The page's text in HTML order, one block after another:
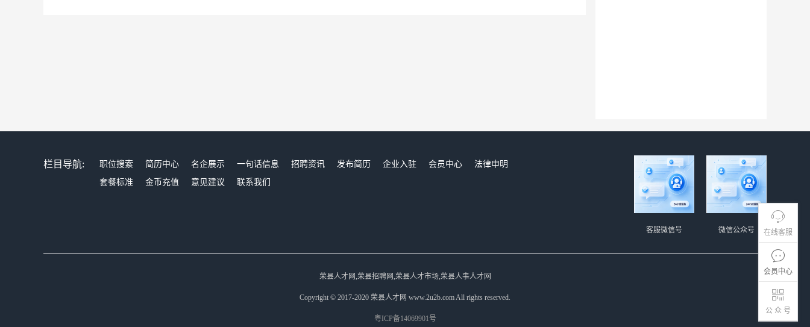
在线客服
会员中心
公 众 号
栏目导航: 职位搜索 简历中心 名企展示 一句话信息 招聘资讯 发布简历 企业入驻 会员中心
法律申明
套餐标准
金币充值 意见建议 联系我们
微信公众号
客服微信号
荣县人才网,荣县招聘网,荣县人才市场,荣县人事人才网
Copyright © 2017-2020 荣县人才网 www.2u2b.com All rights reserved.
粤ICP备14069901号